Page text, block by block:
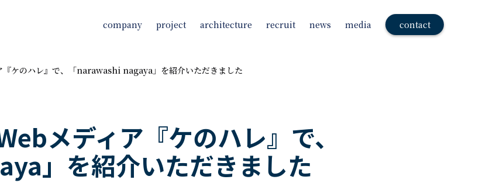
company project architecture recruit news media contact
『ケのハレ』で、「narawashi nagaya」を紹介いただきました
メディア『ケのハレ』で、
」を紹介いただきました